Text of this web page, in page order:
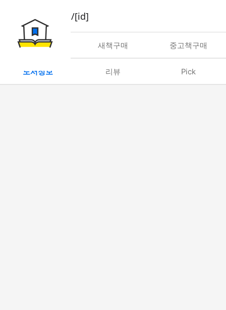
book/rent/[id]
대여 새책구매 중고책구매
도서정보 리뷰 Pick